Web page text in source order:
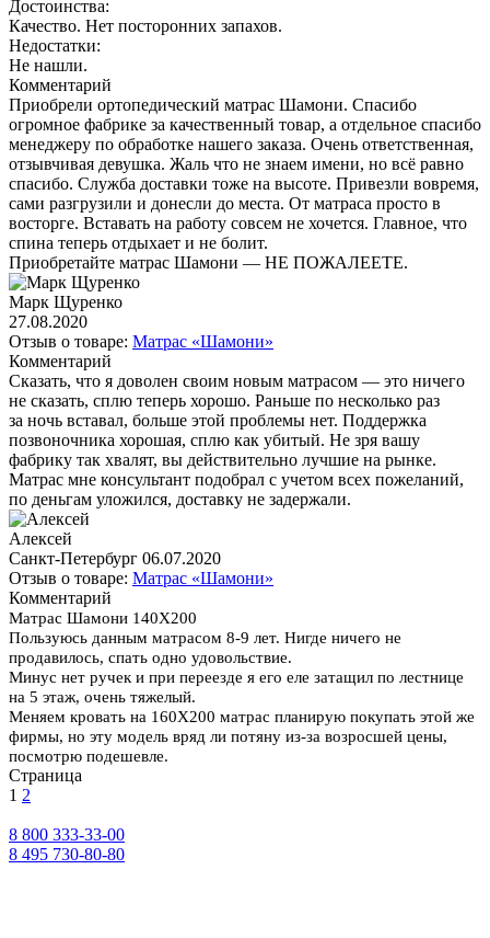
Достоинства:
Качество. Нет посторонних запахов.
Недостатки:
Не нашли.
Комментарий
Приобрели ортопедический матрас Шамони. Спасибо
огромное фабрике за качественный товар, а отдельное спасибо
менеджеру по обработке нашего заказа. Очень ответственная,
отзывчивая девушка. Жаль что не знаем имени, но всё равно
спасибо. Служба доставки тоже на высоте. Привезли вовремя,
сами разгрузили и донесли до места. От матраса просто в
восторге. Вставать на работу совсем не хочется. Главное, что
спина теперь отдыхает и не болит.
Приобретайте матрас Шамони — НЕ ПОЖАЛЕЕТЕ.
Марк Щуренко
27.08.2020
Отзыв о товаре: Матрас «Шамони»
Комментарий
Сказать, что я доволен своим новым матрасом — это ничего
не сказать, сплю теперь хорошо. Раньше по несколько раз
за ночь вставал, больше этой проблемы нет. Поддержка
позвоночника хорошая, сплю как убитый. Не зря вашу
фабрику так хвалят, вы действительно лучшие на рынке.
Матрас мне консультант подобрал с учетом всех пожеланий,
по деньгам уложился, доставку не задержали.
Алексей
Санкт-Петербург 06.07.2020
Отзыв о товаре: Матрас «Шамони»
Комментарий
Матрас Шамони 140Х200
Пользуюсь данным матрасом 8-9 лет. Нигде ничего не
продавилось, спать одно удовольствие.
Минус нет ручек и при переезде я его еле затащил по лестнице
на 5 этаж, очень тяжелый.
Меняем кровать на 160Х200 матрас планирую покупать этой же
фирмы, но эту модель вряд ли потяну из-за возросшей цены,
посмотрю подешевле.
Страница
1 2
8 800 333-33-00
8 495 730-80-80